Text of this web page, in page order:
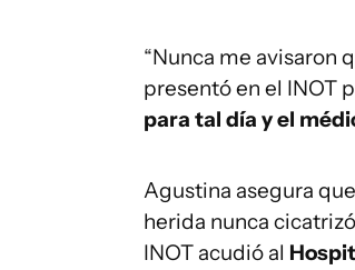
“Nunca me avisaron
presentó en el INOT
para tal día y el
Agustina asegura
herida nunca
INOT acudió al